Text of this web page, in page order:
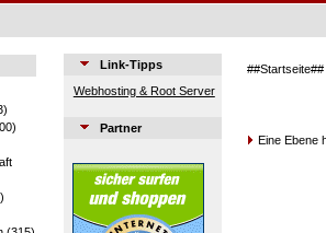
Link-Tipps
Webhosting & Root Server
Partner
##Startseite##
Eine Ebene